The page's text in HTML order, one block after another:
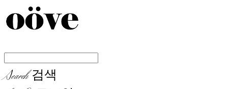
Search검색